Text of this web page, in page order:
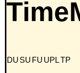
DU SU FU UPLTP